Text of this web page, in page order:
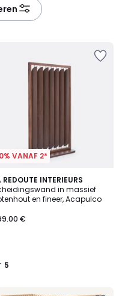
VANAF 2*
REDOUTE INTERIEURS
in massief
en fineer, Acapulco
€
5